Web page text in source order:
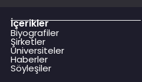
İçerikler
Biyografiler
Şirketler
Üniversiteler
Haberler
Söyleşiler